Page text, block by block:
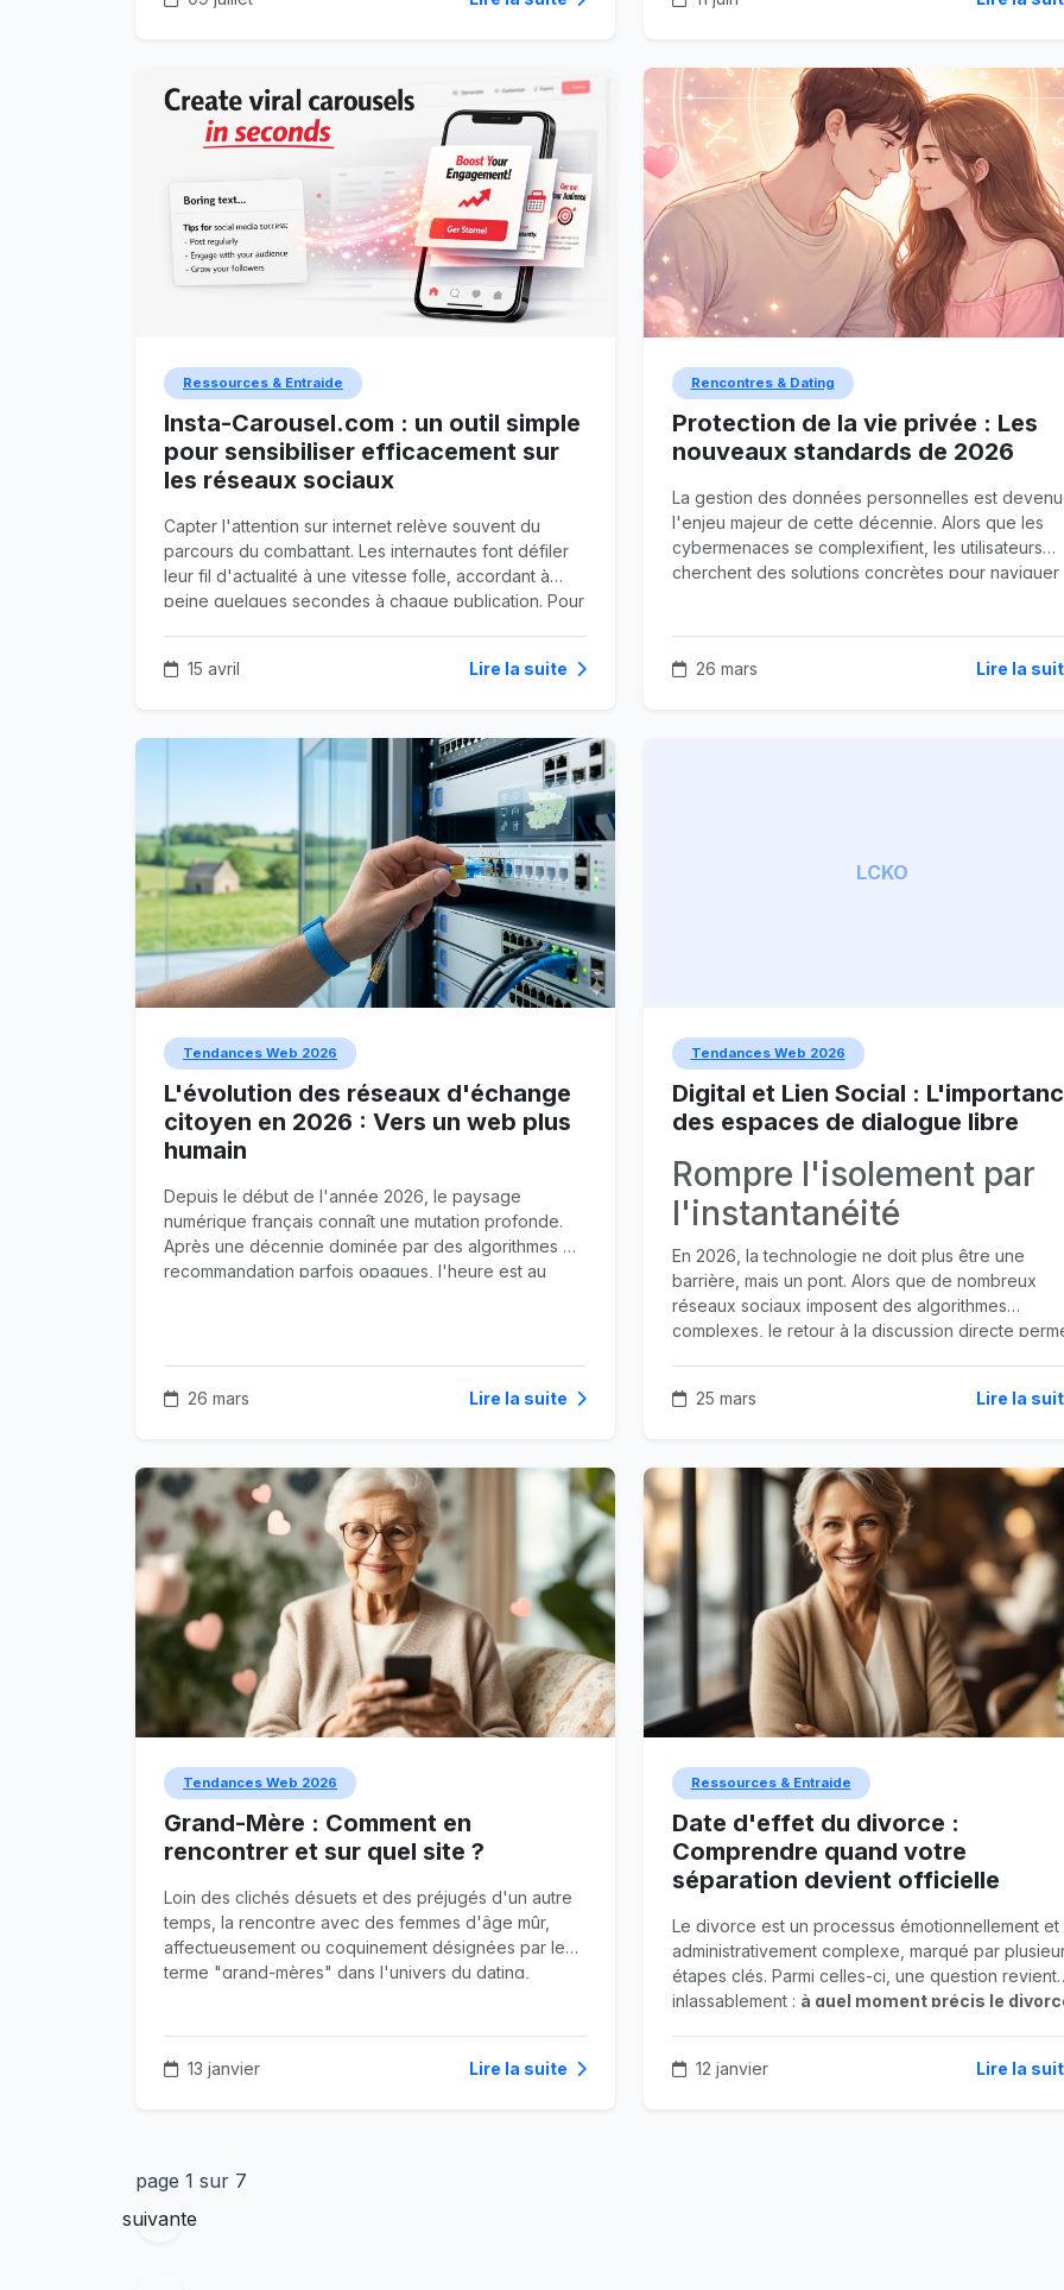
les obligations administratives d'un foyer, ou de
nos quotidiens.
Ressources & Entraide
Insta-Carousel.com : un outil simple
pour sensibiliser efficacement sur
les réseaux sociaux
Capter l'attention sur internet relève souvent du
parcours du combattant. Les internautes font défiler
leur fil d'actualité à une vitesse folle, accordant à
peine quelques secondes à chaque publication. Pour
pose un problème majeur. Comment transmettre un
15 avril Lire la suite
Rencontres & Dating
Protection de la vie privée : Les
nouveaux standards de 2026
La gestion des données personnelles est
l'enjeu majeur de cette décennie. Alors que les
cybermenaces se complexifient, les utilisateurs
cherchent des solutions concrètes pour naviguer
protocoles de sécurité renforcés.
26 mars Lire la
Tendances Web 2026
L'évolution des réseaux d'échange
citoyen en 2026 : Vers un web plus
humain
Depuis le début de l'année 2026, le paysage
numérique français connaît une mutation profonde.
Après une décennie dominée par des algorithmes de
recommandation parfois opaques, l'heure est au
26 mars Lire la suite
LCKO
Tendances Web 2026
Digital et Lien Social :
des espaces de dialogue libre
Rompre l'isolement par
l'instantanéité
En 2026, la technologie ne doit plus être une
barrière, mais un pont. Alors que de nombreux
réseaux sociaux imposent des algorithmes
complexes, le retour à la discussion directe
25 mars Lire la
Tendances Web 2026
Grand-Mère : Comment en
rencontrer et sur quel site ?
Loin des clichés désuets et des préjugés d'un autre
temps, la rencontre avec des femmes d'âge mûr,
affectueusement ou coquinement désignées par le
terme "grand-mères" dans l'univers du dating,
recherche d'une expérience différente.
13 janvier Lire la suite
Ressources & Entraide
Date d'effet du divorce :
Comprendre quand votre
séparation devient officielle
Le divorce est un processus émotionnellement et
administrativement complexe, marqué par
étapes clés. Parmi celles-ci, une question revient
inlassablement : à quel moment précis le
rend sa décision ? Ou bien plus tard, lors de la
12 janvier Lire la
page 1 sur 7
suivante